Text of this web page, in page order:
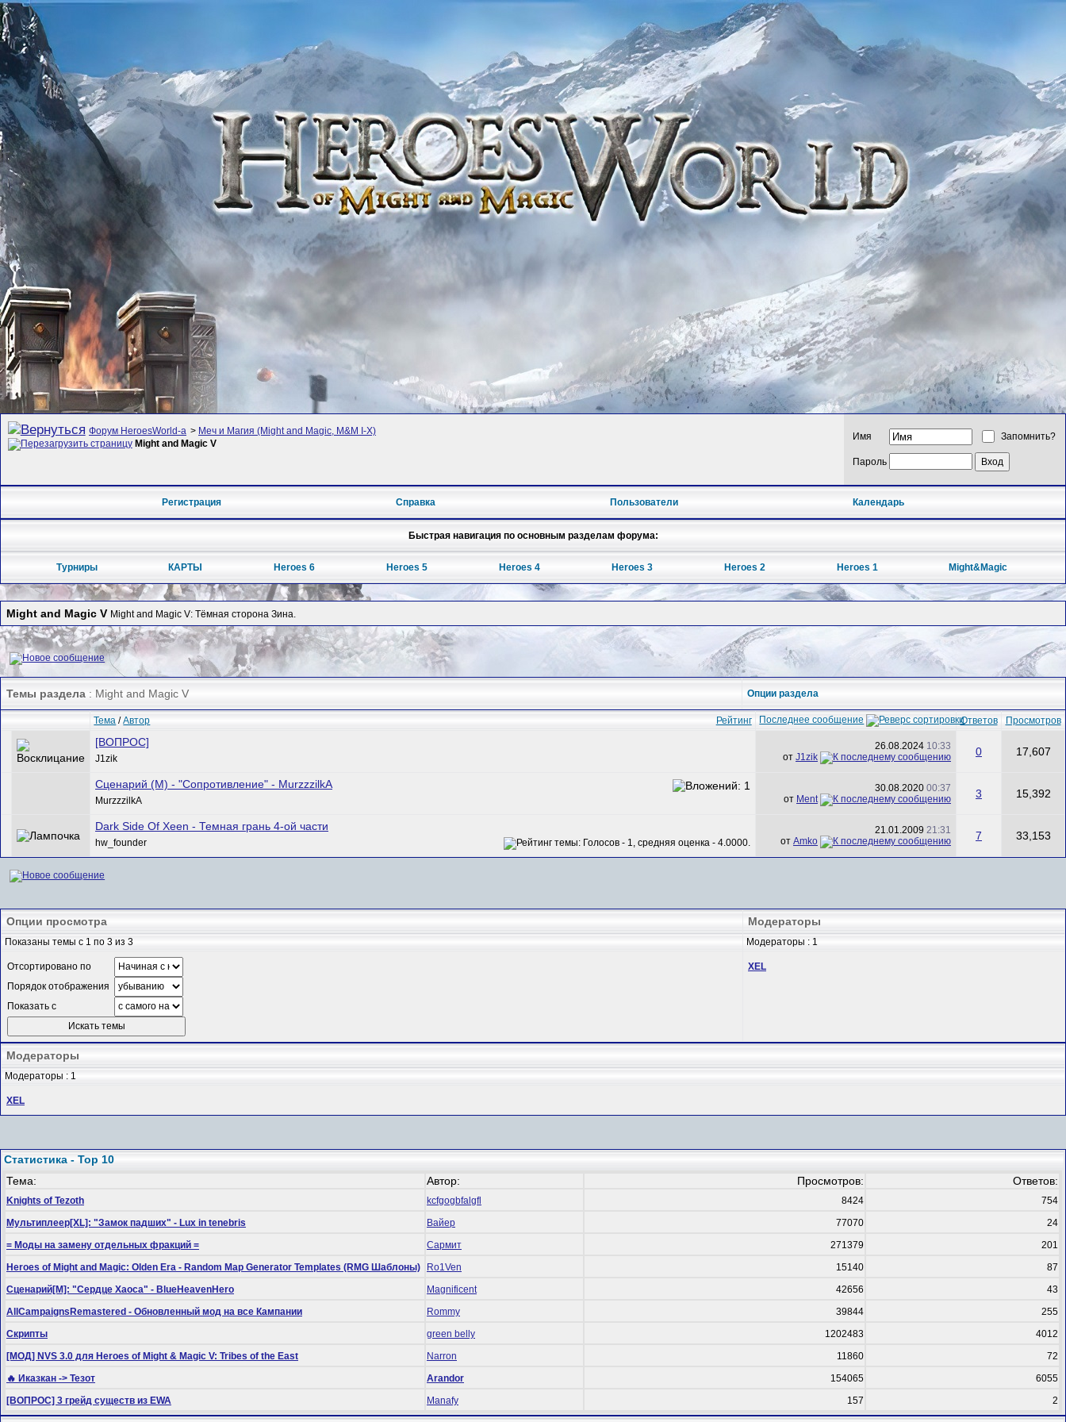
Форум HeroesWorld-а > Меч и Магия (Might and Magic, M&M I-X)
Might and Magic V
Имя Запомнить?
Пароль
Регистрация Справка Пользователи Календарь
Быстрая навигация по основным разделам форума:
Турниры КАРТЫ Heroes 6 Heroes 5 Heroes 4 Heroes 3 Heroes 2 Heroes 1 Might&Magic
Might and Magic V Might and Magic V: Тёмная сторона Зина.
Темы раздела : Might and Magic V Опции раздела
Рейтинг
Тема /Автор Последнее сообщение Ответов Просмотров
[ВОПРОС]
J1zik
26.08.2024 10:33
от J1zik 0 17,607
Сценарий (М) - "Сопротивление" - MurzzzilkA
MurzzzilkA
30.08.2020 00:37
от Ment 3 15,392
Dark Side Of Xeen - Темная грань 4-ой части
hw_founder
21.01.2009 21:31
от Amko 7 33,153
Опции просмотра Модераторы
Показаны темы с 1 по 3 из 3 Модераторы : 1
Отсортировано по
Порядок отображения
Показать с
XEL
Модераторы
Модераторы : 1
XEL
Статистика - Top 10
Тема:
Автор: Просмотров: Ответов:
Knights of Tezoth kcfgogbfalgfl 8424
754
Мультиплеер[XL]: "Замок падших" - Lux in tenebris
Вайер 77070
24
= Моды на замену отдельных фракций =
Сармит 271379
201
Heroes of Might and Magic: Olden Era - Random Map Generator Templates (RMG Шаблоны)
Ro1Ven 15140
87
Сценарий[M]: "Сердце Хаоса" - BlueHeavenHero
Magnificent 42656
43
AllCampaignsRemastered - Обновленный мод на все Кампании
Rommy 39844
255
Скрипты
green belly 1202483
4012
[МОД] NVS 3.0 для Heroes of Might & Magic V: Tribes of the East
Narron 11860
72
🔥 Иказкан -> Тезот
Arandor 154065
6055
[ВОПРОС] 3 грейд существ из EWA
Manafy 157 2